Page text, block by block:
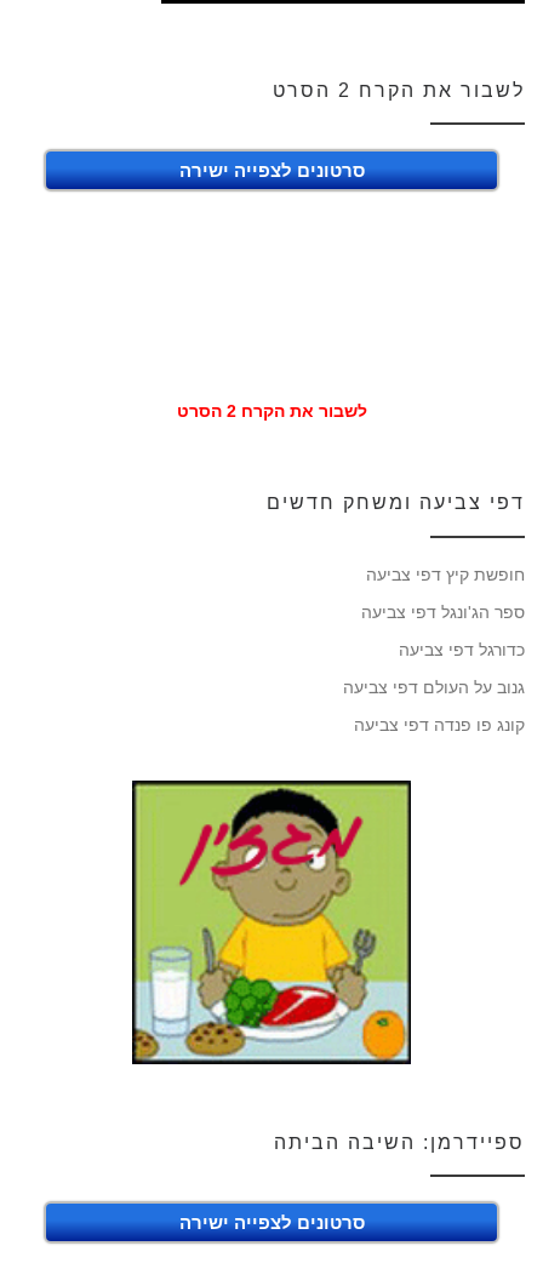
לשבור את הקרח 2 הסרט
סרטונים לצפייה ישירה
לשבור את הקרח 2 הסרט
דפי צביעה ומשחק חדשים
חופשת קיץ דפי צביעה
ספר הג'ונגל דפי צביעה
כדורגל דפי צביעה
גנוב על העולם דפי צביעה
קונג פו פנדה דפי צביעה
ספיידרמן: השיבה הביתה
סרטונים לצפייה ישירה